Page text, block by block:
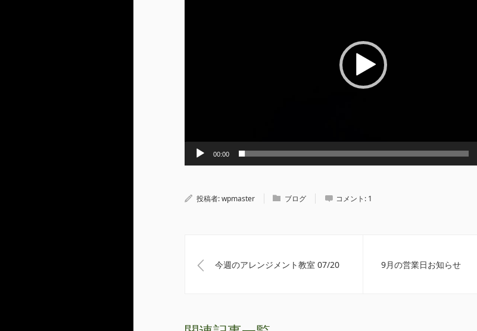
00:00
投稿者:wpmaster ブログ コメント: 1
今週のアレンジメント教室 07/20 9月の営業日お知らせ